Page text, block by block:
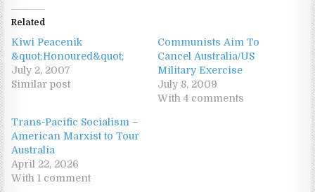
Related
Kiwi Peacenik
&quot;Honoured&quot;
July 2, 2007
Similar post
Communists Aim To
Cancel Australia/US
Military Exercise
July 8, 2009
With 4 comments
Trans-Pacific Socialism –
American Marxist to Tour
Australia
April 22, 2026
With 1 comment